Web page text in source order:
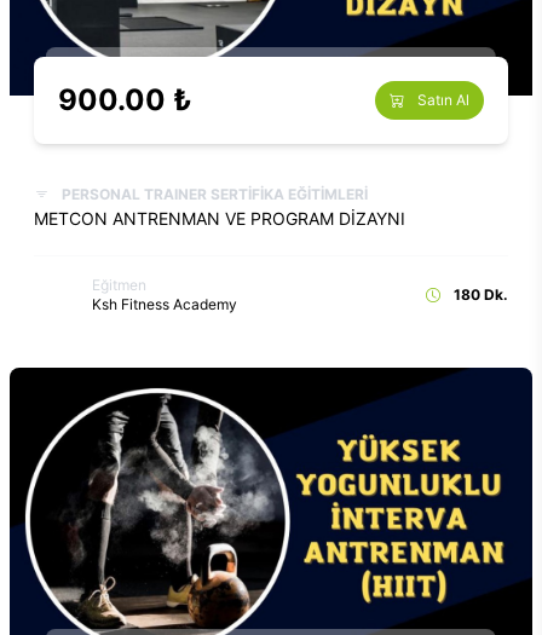
900.00 ₺ Satın Al
PERSONAL TRAINER SERTİFİKA EĞİTİMLERİ
METCON ANTRENMAN VE PROGRAM DİZAYNI
Eğitmen
Ksh Fitness Academy
180 Dk.